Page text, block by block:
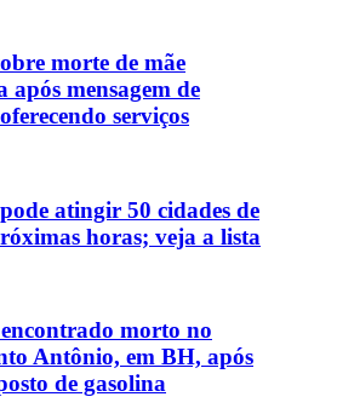
morte de mãe
após mensagem de
serviços
atingir 50 cidades de
horas; veja a lista
morto no
Antônio, em BH, após
de gasolina